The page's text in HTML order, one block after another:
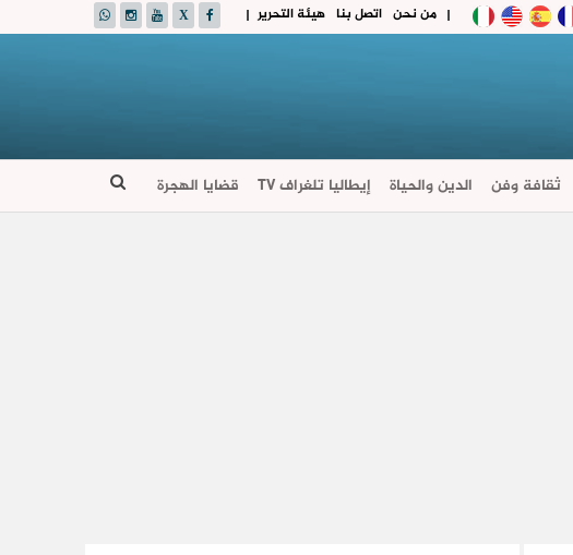
| هيئة التحرير اتصل بنا من نحن |
ثقافة وفن الدين والحياة إيطاليا تلغراف TV قضايا الهجرة